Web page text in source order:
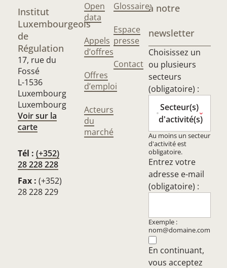
Institut
Luxembourgeois
de
Régulation
17, rue du
Fossé
L-1536
Luxembourg
Luxembourg
Voir sur la
carte
Tél : (+352)
28 228 228
Fax : (+352)
28 228 229
Open
data
Appels
d’offres
Offres
d’emploi
Acteurs
du
marché
Glossaire
Espace
presse
Contact
à notre
newsletter
Choisissez un
ou plusieurs
secteurs
(obligatoire) :
Secteur(s)
d'activité(s)
Au moins un secteur
d'activité est
obligatoire.
Entrez votre
adresse e-mail
(obligatoire) :
Exemple :
nom@domaine.com
En continuant,
vous acceptez